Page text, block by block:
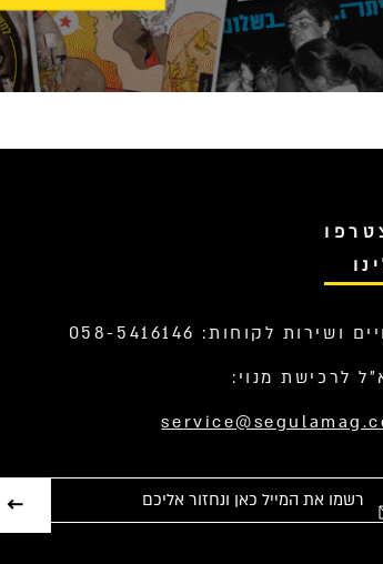
ושירות לקוחות: 058-5416146
לרכישת מנוי: